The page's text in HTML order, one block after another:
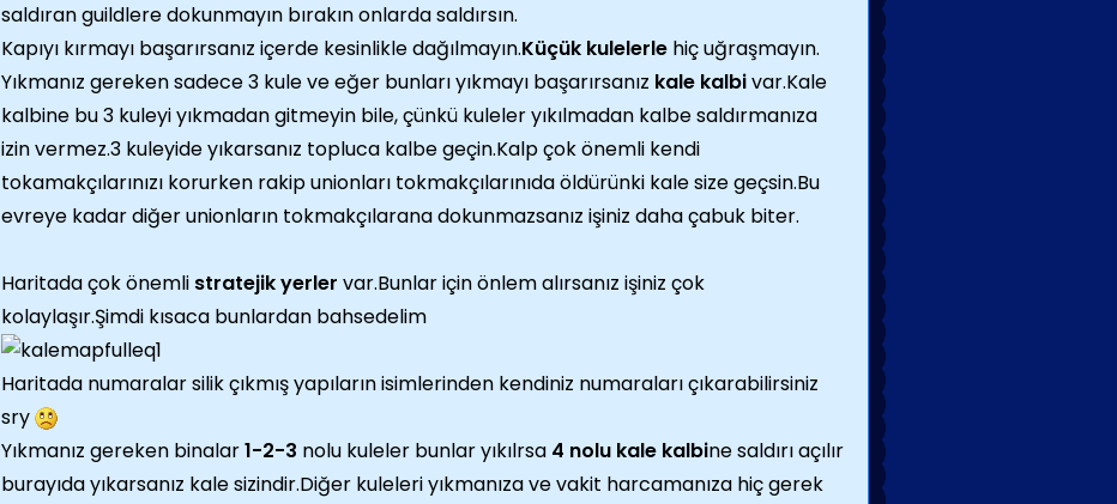
saldıran guildlere dokunmayın bırakın onlarda saldırsın.
Kapıyı kırmayı başarırsanız içerde kesinlikle dağılmayın.Küçük kulelerle hiç uğraşmayın.
Yıkmanız gereken sadece 3 kule ve eğer bunları yıkmayı başarırsanız kale kalbivar.Kale
kalbine bu 3 kuleyi yıkmadan gitmeyin bile, çünkü kuleler yıkılmadan kalbe saldırmanıza
izin vermez.3 kuleyide yıkarsanız topluca kalbe geçin.Kalp çok önemli kendi
tokamakçılarınızı korurken rakip unionları tokmakçılarınıda öldürünki kale size geçsin.Bu
evreye kadar diğer unionların tokmakçılarana dokunmazsanız işiniz daha çabuk biter.
Haritada çok önemli stratejik yerler var.Bunlar için önlem alırsanız işiniz çok
kolaylaşır.Şimdi kısaca bunlardan bahsedelim
Haritada numaralar silik çıkmış yapıların isimlerinden kendiniz numaraları çıkarabilirsiniz
sry
Yıkmanız gereken binalar1-2-3 nolu kuleler bunlar yıkılrsa 4 nolu kale kalbine saldırı açılır
burayıda yıkarsanız kale sizindir.Diğer kuleleri yıkmanıza ve vakit harcamanıza hiç gerek